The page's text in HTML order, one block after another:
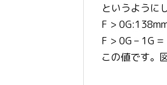
というように
F >
F > 0G – 1G
この値です。